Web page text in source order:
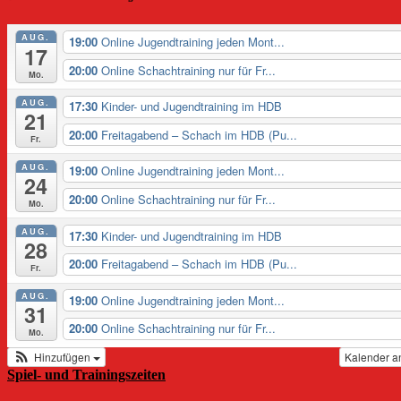
AUG.
17
Mo.
19:00 Online Jugendtraining jeden Mont...
20:00 Online Schachtraining nur für Fr...
AUG.
21
Fr.
17:30 Kinder- und Jugendtraining im HDB
20:00 Freitagabend – Schach im HDB (Pu...
AUG.
24
Mo.
19:00 Online Jugendtraining jeden Mont...
20:00 Online Schachtraining nur für Fr...
AUG.
28
Fr.
17:30 Kinder- und Jugendtraining im HDB
20:00 Freitagabend – Schach im HDB (Pu...
AUG.
31
Mo.
19:00 Online Jugendtraining jeden Mont...
20:00 Online Schachtraining nur für Fr...
Kalender
Hinzufügen
Spiel- und Trainingszeiten